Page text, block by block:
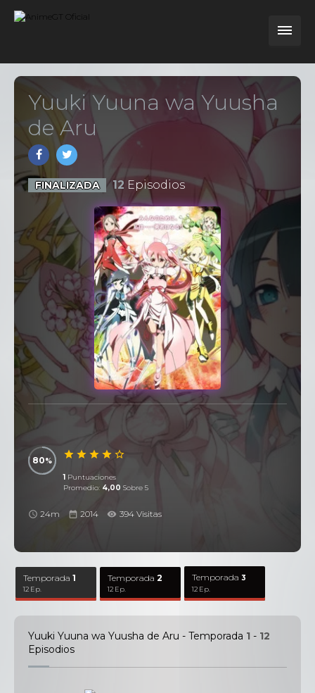
Yuuki Yuuna wa Yuusha
de Aru
FINALIZADA 12 Episodios
80
1 Puntuaciones
Promedio: 4,00 Sobre 5
24m 2014 394 Visitas
Temporada1
12 Ep.
Temporada2
12 Ep.
Temporada3
12 Ep.
Yuuki Yuuna wa Yuusha de Aru - Temporada 1 - 12
Episodios